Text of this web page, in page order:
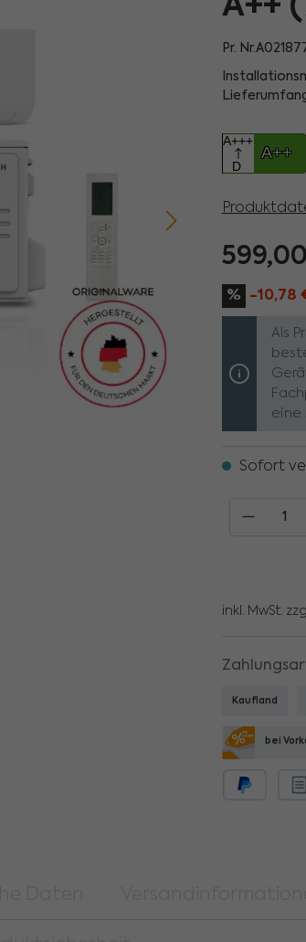
A++
A+++
D
% -10,78
inkl. MwSt.
Pr. Nr.
Als
eine
Sofort
bei
Kaufland